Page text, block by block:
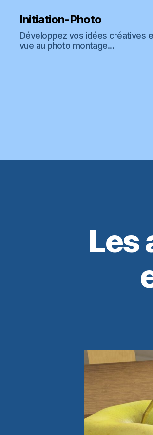
Initiation-Photo
Développez vos idées créatives
vue au photo montage...
Les